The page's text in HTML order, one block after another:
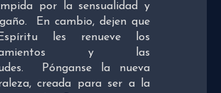
por la sensualidad y
En cambio, dejen que
les renueve los
y las
Pónganse la nueva
creada para ser a la